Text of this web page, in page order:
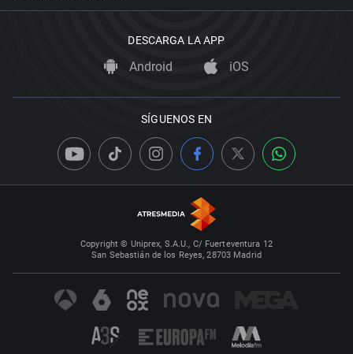
DESCARGA LA APP
Android iOS
SÍGUENOS EN
Copyright © Uniprex, S.A.U., C/ Fuerteventura 12
San Sebastián de los Reyes, 28703 Madrid